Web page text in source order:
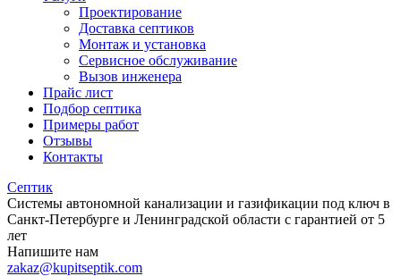
Проектирование
Доставка септиков
Монтаж и установка
Сервисное обслуживание
Вызов инженера
Прайс лист
Подбор септика
Примеры работ
Отзывы
Контакты
Септик
Системы автономной канализации и газификации под ключ в
Санкт-Петербурге и Ленинградской области с гарантией от 5
лет
Напишите нам
zakaz@kupitseptik.com